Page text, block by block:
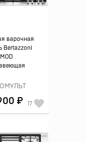
варочная
Bertazzoni
₽ 17